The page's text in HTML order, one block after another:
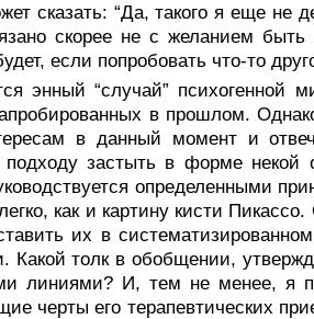
сказать: “Да, такого я еще не
скорее не с желанием
если попробо­вать что-то
энный “случай”
в прошлом.
в данный момент и
застыть в форме некой
определенными
как и картину кисти
их в
Какой толк в обобщении,
линиями? И, тем не менее, я
черты его терапевтических